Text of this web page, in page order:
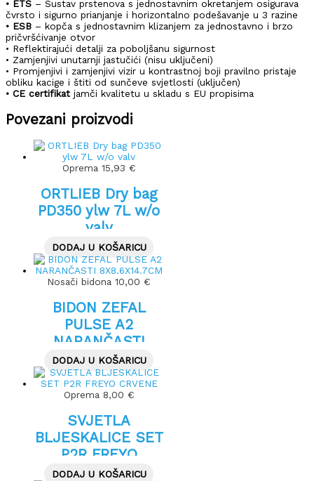
• ETS – Sustav prstenova s ​​jednostavnim okretanjem osigurava
čvrsto i sigurno prianjanje i horizontalno podešavanje u 3 razine
• ESB – kopča s jednostavnim klizanjem za jednostavno i brzo
pričvršćivanje otvor
• Reflektirajući detalji za poboljšanu sigurnost
• Zamjenjivi unutarnji jastučići (nisu uključeni)
• Promjenjivi i zamjenjivi vizir u kontrastnoj boji pravilno pristaje
obliku kacige i štiti od sunčeve svjetlosti (uključen)
• CE certifikat jamči kvalitetu u skladu s EU propisima
Povezani proizvodi
Oprema 15,93 €
ORTLIEB Dry bag
PD350 ylw 7L w/o
valv
DODAJ U KOŠARICU
Nosači bidona 10,00 €
BIDON ZEFAL
PULSE A2
NARANČASTI
8X8.6X14.7CM
DODAJ U KOŠARICU
Oprema 8,00 €
SVJETLA
BLJESKALICE SET
P2R FREYO
CRVENE
DODAJ U KOŠARICU